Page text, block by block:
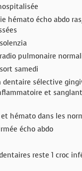
hémato écho abdo
pulmonaire
samedi
dentaire sélective
et
et hémato dans les
écho abdo
reste 1 croc